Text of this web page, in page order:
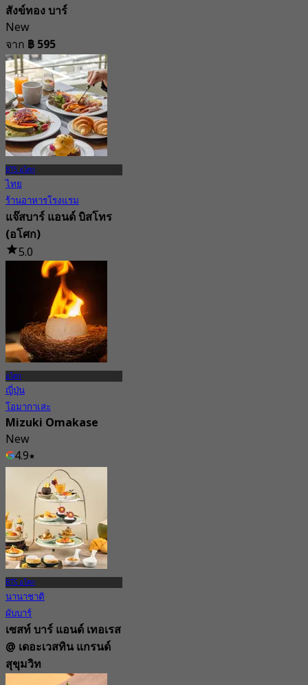
สังข์ทอง บาร์
New
จาก ฿ 595
BTS อโศก
ไทย
ร้านอาหารโรงแรม
แจ๊สบาร์ แอนด์ บิสโทร
(อโศก)
5.0
37 การจอง
อโศก
ญี่ปุ่น
โอมากาเสะ
Mizuki Omakase
New
4.9
฿ 2,500
BTS อโศก
นานาชาติ
ผับบาร์
เซสท์ บาร์ แอนด์ เทอเรส
@ เดอะเวสทิน แกรนด์
สุขุมวิท